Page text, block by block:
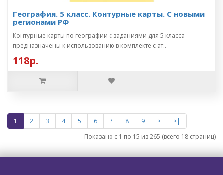
География. 5 класс. Контурные карты. С новыми
регионами РФ
Контурные карты по географии с заданиями для 5 класса
предназначены к использованию в комплекте с ат..
118р.
1 2 3 4 5 6 7 8 9 >
>|
Показано с 1 по 15 из 265 (всего 18 страниц)